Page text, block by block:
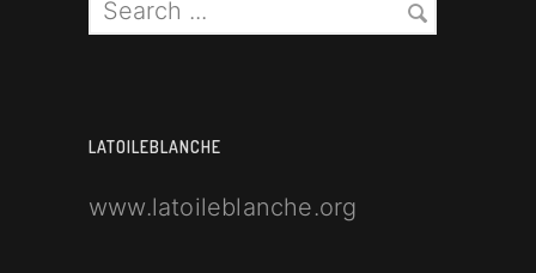
LATOILEBLANCHE
www.latoileblanche.org